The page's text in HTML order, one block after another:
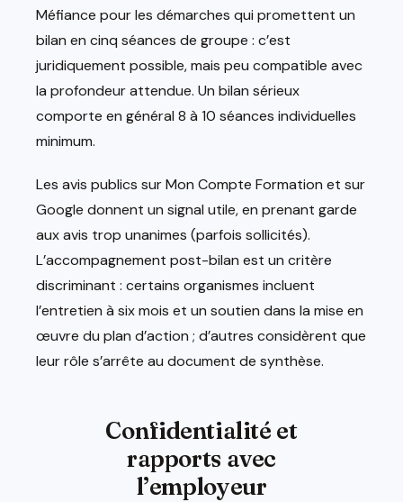
Méfiance pour les démarches qui promettent un
bilan en cinq séances de groupe : c’est
juridiquement possible, mais peu compatible avec
la profondeur attendue. Un bilan sérieux
comporte en général 8 à 10 séances individuelles
minimum.
Les avis publics sur Mon Compte Formation et sur
Google donnent un signal utile, en prenant garde
aux avis trop unanimes (parfois sollicités).
L’accompagnement post-bilan est un critère
discriminant : certains organismes incluent
l’entretien à six mois et un soutien dans la mise en
œuvre du plan d’action ; d’autres considèrent que
leur rôle s’arrête au document de synthèse.
Confidentialité et
rapports avec
l’employeur